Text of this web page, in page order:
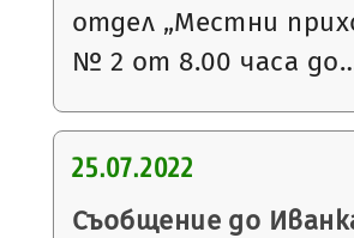
отдел „Местни
№ 2 от 8.00 часа
25.07.2022
Съобщение до